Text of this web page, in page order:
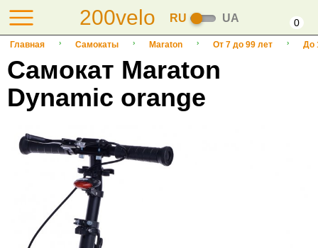
200velo RU UA 0
Главная Самокаты Maraton От 7 до 99 лет До
Самокат Maraton
Dynamic orange